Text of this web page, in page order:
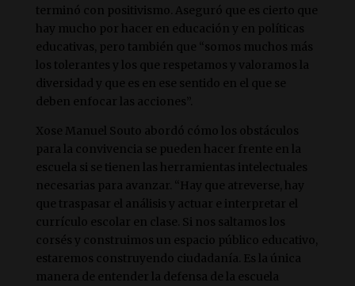
terminó con positivismo. Aseguró que es cierto que
hay mucho por hacer en educación y en políticas
educativas, pero también que “somos muchos más
los tolerantes y los que respetamos y valoramos la
diversidad y que es en ese sentido en el que se
deben enfocar las acciones”.
Xose Manuel Souto abordó cómo los obstáculos
para la convivencia se pueden hacer frente en la
escuela si se tienen las herramientas intelectuales
necesarias para avanzar. “Hay que atreverse, hay
que traspasar el análisis y actuar e interpretar el
currículo escolar en clase. Si nos saltamos los
corsés y construimos un espacio público educativo,
estaremos construyendo ciudadanía. Es la única
manera de entender la defensa de la escuela